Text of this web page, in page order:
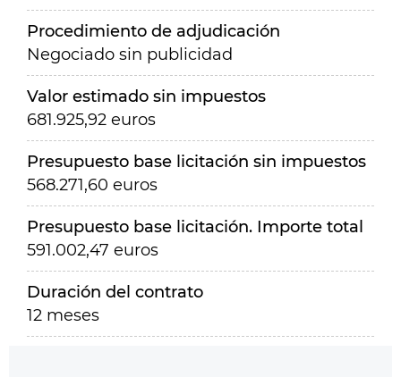
Procedimiento de adjudicación
Negociado sin publicidad
Valor estimado sin impuestos
681.925,92 euros
Presupuesto base licitación sin impuestos
568.271,60 euros
Presupuesto base licitación. Importe total
591.002,47 euros
Duración del contrato
12 meses